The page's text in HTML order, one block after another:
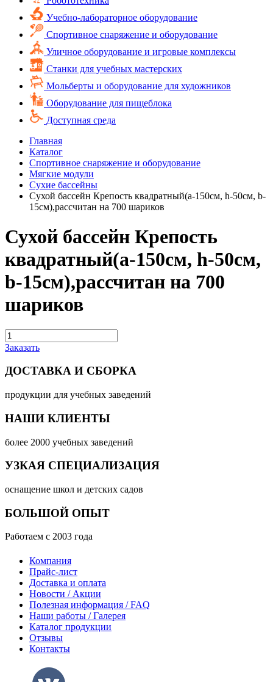
Учебно-лабораторное оборудование
Спортивное снаряжение и оборудование
Уличное оборудование и игровые комплексы
Cтанки для учебных мастерских
Мольберты и оборудование для художников
Оборудование для пищеблока
Доступная среда
Главная
Каталог
Спортивное снаряжение и оборудование
Мягкие модули
Сухие бассейны
Сухой бассейн Крепость квадратный(а-150см, h-50см, b-
15см),рассчитан на 700 шариков
Сухой бассейн Крепость
квадратный(а-150см, h-50см,
b-15см),рассчитан на 700
шариков
Заказать
ДОСТАВКА И СБОРКА
продукции для учебных заведений
НАШИ КЛИЕНТЫ
более 2000 учебных заведений
УЗКАЯ СПЕЦИАЛИЗАЦИЯ
оснащение школ и детских садов
БОЛЬШОЙ ОПЫТ
Работаем с 2003 года
Компания
Прайс-лист
Доставка и оплата
Новости / Акции
Полезная информация / FAQ
Наши работы / Галерея
Каталог продукции
Отзывы
Контакты